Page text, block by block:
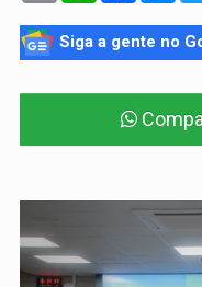
Siga a gente no